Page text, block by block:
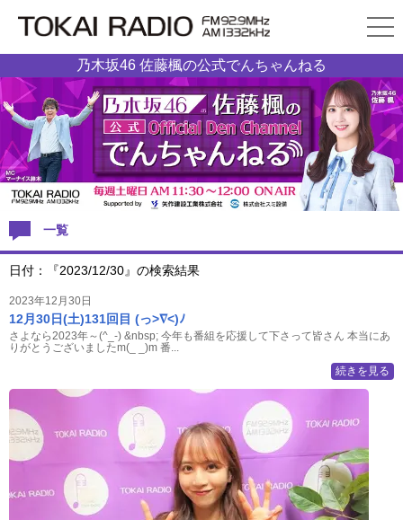
乃木坂46 佐藤楓の公式でんちゃんねる
一覧
日付：『2023/12/30』の検索結果
2023年12月30日
12月30日(土)131回目 (っ>∇<)ﾉ
さよなら2023年～(^_-) &nbsp; 今年も番組を応援して下さって皆さん 本当にあ
りがとうございましたm(_ _)m 番...
続きを見る